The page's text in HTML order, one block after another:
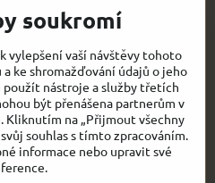
i na sítích:
soukromí
vylepšení vaší návštěvy tohoto
ke shromažďování údajů o jeho
nástroje a služby třetích
být přenášena partnerům v
Kliknutím na „Přijmout všechny
souhlas s tímto zpracováním.
informace nebo upravit své